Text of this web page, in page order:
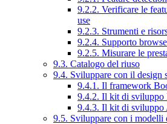
9.2.2. Verificare le
use
9.2.3. Strumenti e
9.2.4. Supporto
9.2.5. Misurare le
9.3. Catalogo del riuso
9.4. Sviluppare con il design
9.4.1. Il framework
9.4.2. Il kit di sviluppo
9.4.3. Il kit di sviluppo
9.5. Sviluppare con i modelli